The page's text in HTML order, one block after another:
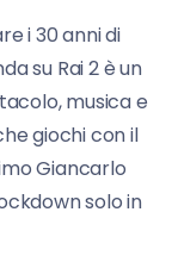
i 30 anni di
su Rai 2 è un
musica e
giochi con il
Giancarlo
solo in